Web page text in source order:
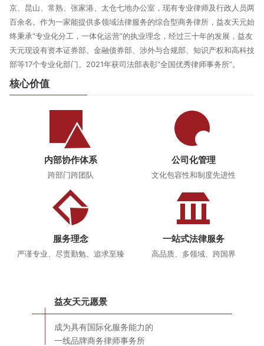
京、昆山、常熟、张家港、太仓七地办公室，现有专业律师及行政人员两
百余名。作为一家能提供多领域法律服务的综合型商务律所，益友天元始
终秉承“专业化分工，一体化运营”的执业理念，经过三十年的发展，益友
天元现设有资本证券部、金融债券部、涉外与合规部、知识产权和高科技
部等17个专业化部门。2021年获司法部表彰“全国优秀律师事务所”。
核心价值
内部协作体系
跨部门跨团队
公司化管理
文化包容性和制度先进性
服务理念
严谨专业、尽责勤勉、追求至臻
一站式法律服务
高品质、多领域、跨国界
益友天元愿景
成为具有国际化服务能力的
一线品牌商务律师事务所